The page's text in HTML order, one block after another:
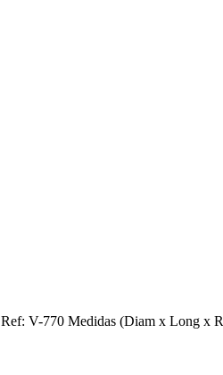
Ref: V-770 Medidas (Diam x Long x